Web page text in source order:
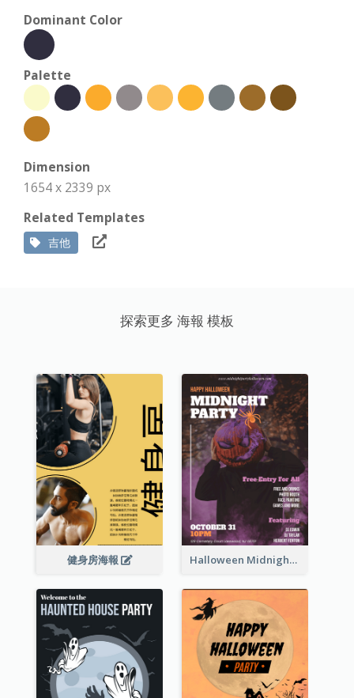
Dominant Color
Palette
Dimension
1654 x 2339 px
Related Templates
吉他
探索更多 海報 模板
健身房海報 Halloween Midnight Party Poster